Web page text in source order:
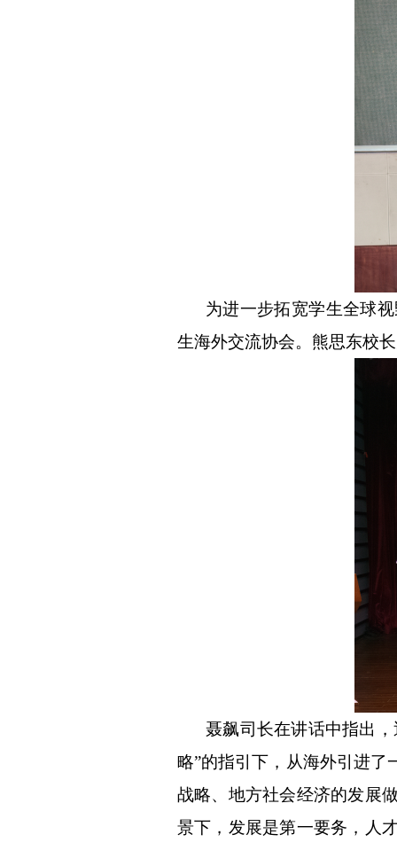
为进一步拓宽学生全球
生海外交流协会。熊思东校
聂飙司长在讲话中指出
略”的指引下，从海外引进了
战略、地方社会经济的发展
景下，发展是第一要务，人